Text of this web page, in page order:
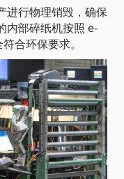
进行物理销毁，确保
内部碎纸机按照 e-
合环保要求。